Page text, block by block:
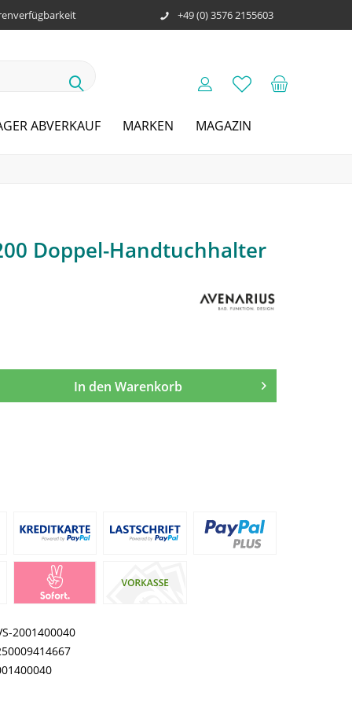
+49 (0) 3576 2155603
ABVERKAUF MARKEN MAGAZIN
Doppel-Handtuchhalter
In den Warenkorb
2001400040